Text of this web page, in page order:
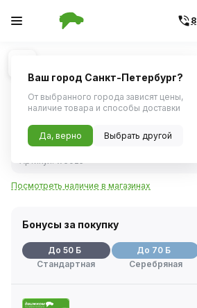
1/1
Фильтр масляный ВАЗ LADA
H4M RENAULT (MANN)
993 ₽
В наличии
Посмотреть наличие в магазинах
Бонусы за покупку
До 50 Б
Стандартная
До 70 Б
Серебряная
Ваш город Санкт-Петербург?
От выбранного города зависят цены,
наличие товара и способы доставки
Да, верно Выбрать другой